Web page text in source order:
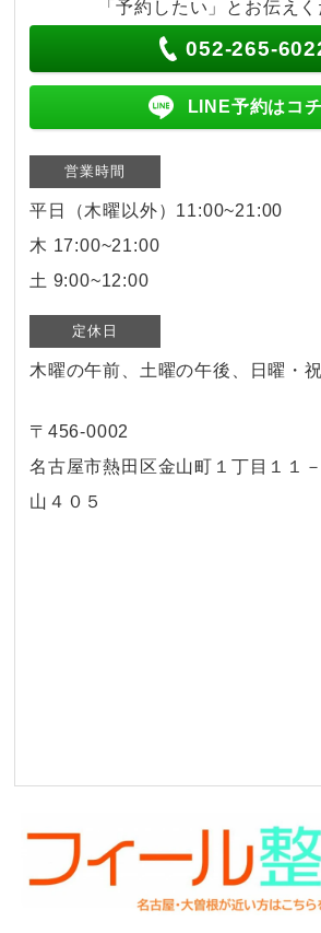
「予約したい」とお伝えく
052-265-
LINE予約はコ
営業時間
平日（木曜以外）11:00~21:00
木 17:00~21:00
土 9:00~12:00
定休日
木曜の午前、土曜の午後、日曜・
〒456-0002
名古屋市熱田区金山町１丁目１１
山４０５